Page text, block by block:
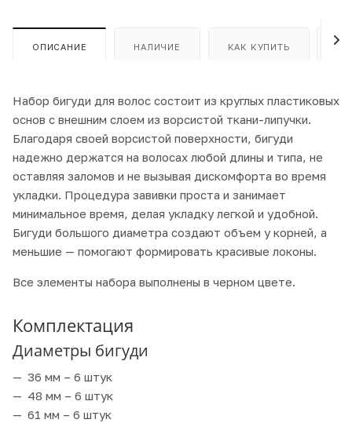
ОПИСАНИЕ НАЛИЧИЕ КАК КУПИТЬ
Набор бигуди для волос состоит из круглых пластиковых
основ с внешним слоем из ворсистой ткани-липучки.
Благодаря своей ворсистой поверхности, бигуди
надежно держатся на волосах любой длины и типа, не
оставляя заломов и не вызывая дискомфорта во время
укладки. Процедура завивки проста и занимает
минимальное время, делая укладку легкой и удобной.
Бигуди большого диаметра создают объем у корней, а
меньшие — помогают формировать красивые локоны.
Все элементы набора выполнены в черном цвете.
Комплектация
Диаметры бигуди
36 мм – 6 штук
48 мм – 6 штук
61 мм – 6 штук